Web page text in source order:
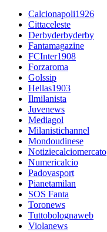
Calcionapoli1926
Cittaceleste
Derbyderbyderby
Fantamagazine
FCInter1908
Forzaroma
Golssip
Hellas1903
Ilmilanista
Juvenews
Mediagol
Milanistichannel
Mondoudinese
Notiziecalciomercato
Numericalcio
Padovasport
Pianetamilan
SOS Fanta
Toronews
Tuttobolognaweb
Violanews